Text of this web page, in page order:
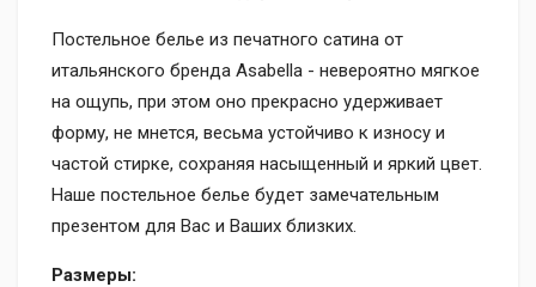
Постельное белье из печатного сатина от
итальянского бренда Asabella - невероятно мягкое
на ощупь, при этом оно прекрасно удерживает
форму, не мнется, весьма устойчиво к износу и
частой стирке, сохраняя насыщенный и яркий цвет.
Наше постельное белье будет замечательным
презентом для Вас и Ваших близких.
Размеры: